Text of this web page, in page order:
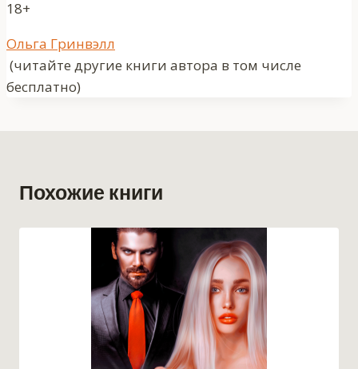
18+
Метки
записи:
Ольга Гринвэлл
(читайте другие книги автора в том числе
бесплатно)
Похожие книги